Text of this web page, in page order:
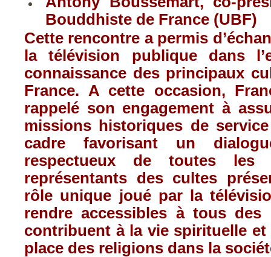
Bouddhiste de France (UBF)
Cette rencontre a permis
la télévision publique dans
connaissance des principaux
France. A cette occasion,
rappelé son engagement à
missions historiques de
cadre favorisant un
respectueux de toutes les
représentants des cultes
rôle unique joué par la
rendre accessibles à tous des
contribuent à la vie spirituelle
place des religions dans la